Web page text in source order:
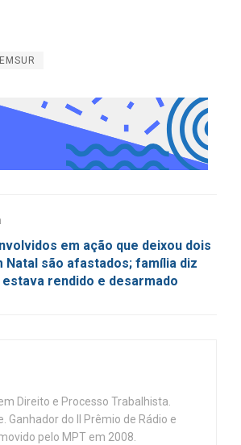
em ação que deixou dois
Natal são afastados; família diz
rendido e desarmado
Direito e Processo Trabalhista.
do II Prêmio de Rádio e
pelo MPT em 2008.